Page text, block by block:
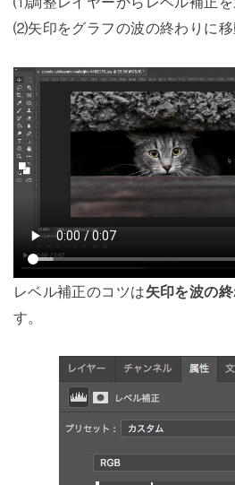
⑵矢印をグラフの波の終わりに移
レベル補正のコツは矢印を波の終
す。